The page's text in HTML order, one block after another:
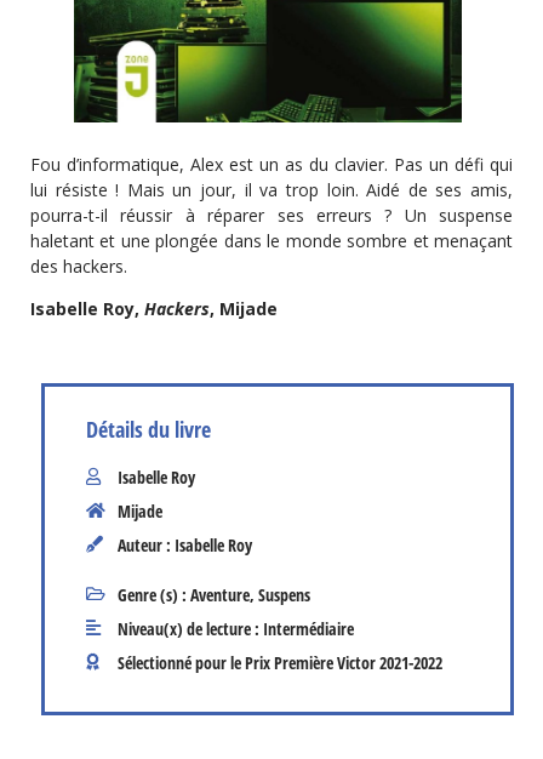
Fou d’informatique, Alex est un as du clavier. Pas un défi qui
lui résiste ! Mais un jour, il va trop loin. Aidé de ses amis,
pourra-t-il réussir à réparer ses erreurs ? Un suspense
haletant et une plongée dans le monde sombre et menaçant
des hackers.
Isabelle Roy, Hackers, Mijade
Détails du livre
Isabelle Roy
Mijade
Auteur : Isabelle Roy
Genre (s) : Aventure, Suspens
Niveau(x) de lecture : Intermédiaire
Sélectionné pour le Prix Première Victor2021-2022